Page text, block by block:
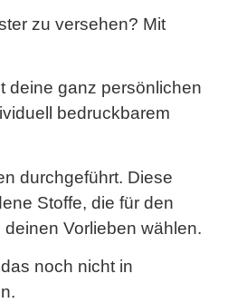
zu versehen? Mit
deine ganz persönlichen
bedruckbarem
durchgeführt. Diese
Stoffe, die für den
Vorlieben wählen.
noch nicht in